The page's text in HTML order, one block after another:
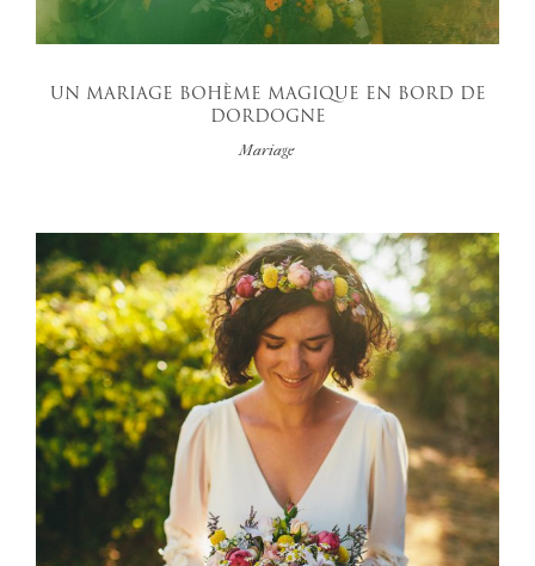
UN MARIAGE BOHÈME MAGIQUE EN BORD DE
DORDOGNE
Mariage